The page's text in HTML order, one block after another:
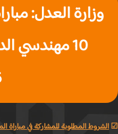
وزارة العدل:
10 مهندسي
المطلوبة للمشاركة في مباراة